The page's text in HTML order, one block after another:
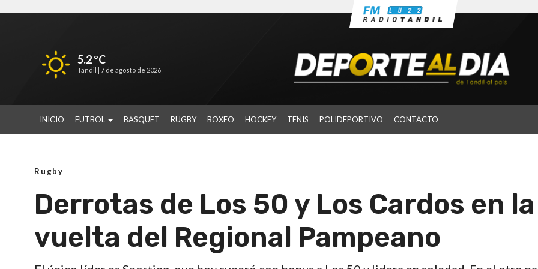
5.2 ºC
Tandil | 7 de agosto de 2026
INICIO FUTBOL BASQUET RUGBY BOXEO HOCKEY TENIS POLIDEPORTIVO CONTACTO
Rugby
Derrotas de Los 50 y Los Cardos en la
vuelta del Regional Pampeano